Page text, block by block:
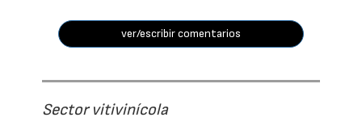
ver/escribir comentarios
Sector vitivinícola